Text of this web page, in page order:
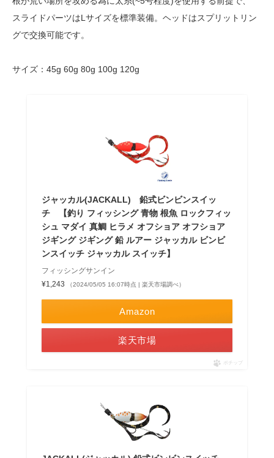
スライドパーツはLサイズを標準装備。ヘッドはスプリットリン
グで交換可能です。
サイズ：45g 60g 80g 100g 120g
ジャッカル(JACKALL) 鉛式ビンビンスイッ
チ 【釣り フィッシング 青物 根魚 ロックフィッ
シュ マダイ 真鯛 ヒラメ オフショア オフショア
ジギング ジギング 鉛 ルアー ジャッカル ビンビ
ンスイッチ ジャッカル スイッチ】
フィッシングサンイン
¥1,243
（2024/05/05 16:07時点 | 楽天市場調べ）
Amazon
楽天市場
ポチップ